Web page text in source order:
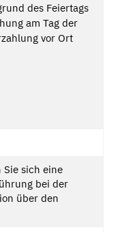
des Feiertags
am Tag der
vor Ort
sich eine
bei der
über den